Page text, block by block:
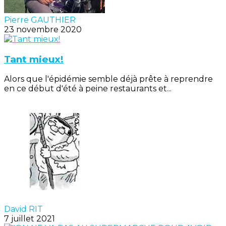
Pierre GAUTHIER
23 novembre 2020
Tant mieux!
Alors que l'épidémie semble déjà prête à reprendre
en ce début d'été à peine restaurants et...
David RIT
7 juillet 2021